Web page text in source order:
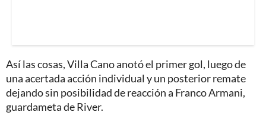
Así las cosas, Villa Cano anotó el primer gol, luego de
una acertada acción individual y un posterior remate
dejando sin posibilidad de reacción a Franco Armani,
guardameta de River.